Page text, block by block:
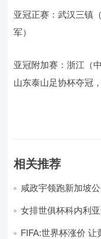
亚冠正赛：武汉三镇
军）
亚冠附加赛：浙江（
山东泰山足协杯夺冠
相关推荐
咸政宇领跑新加坡
女排世俱杯科内利
FIFA:世界杯涨价